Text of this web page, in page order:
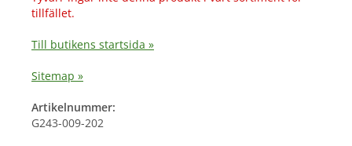
tillfället.
Till butikens startsida »
Sitemap »
Artikelnummer:
G243-009-202